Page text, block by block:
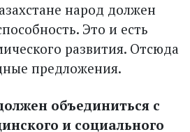
народ должен
Это и есть
развития. Отсюда
предложения.
объединиться с
и социального